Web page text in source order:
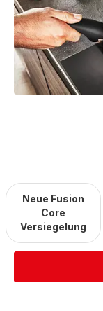
Neue Fusion
Core
Versiegelung